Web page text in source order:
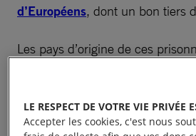
d’Européens, dont un bon tiers
Les pays d’origine de ces
alors confrontés au casse-tête
camps. Le gouvernement
Trump qui avait pérenniséle
LE RESPECT DE VOTRE VIE PRIVÉE
Accepter les cookies, c'est nous